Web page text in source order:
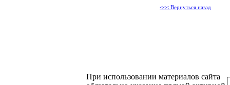
<<< Вернуться назад
При использовании материалов сайта